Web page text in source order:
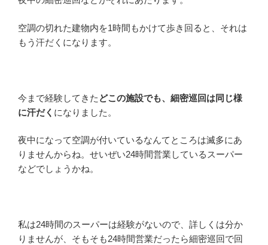
空調の切れた建物内を1時間もかけて歩き回ると、それは
もう汗だくになります。
今まで経験してきた どこの施設でも、細密巡回は同じ様
に汗だく になりました。
夜中になって空調が付いているなんてところは滅多にあ
りませんからね。せいぜい24時間営業しているスーパー
などでしょうかね。
私は24時間のスーパーは経験がないので、詳しくは分か
りませんが、そもそも24時間営業だったら細密巡回で回